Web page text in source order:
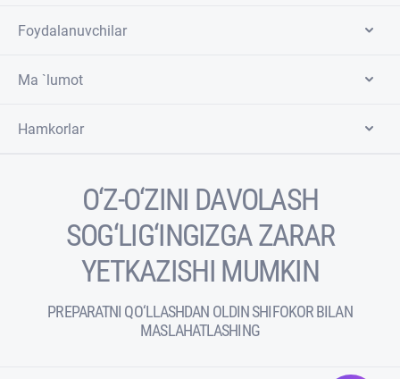
Foydalanuvchilar
Ma `lumot
Hamkorlar
O‘Z-O‘ZINI DAVOLASH
SOG‘LIG‘INGIZGA ZARAR
YETKAZISHI MUMKIN
PREPARATNI QO‘LLASHDAN OLDIN SHIFOKOR BILAN
MASLAHATLASHING